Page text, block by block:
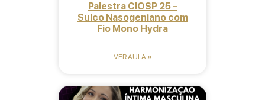
Palestra CIOSP 25 –
Sulco Nasogeniano com
Fio Mono Hydra
VER AULA »